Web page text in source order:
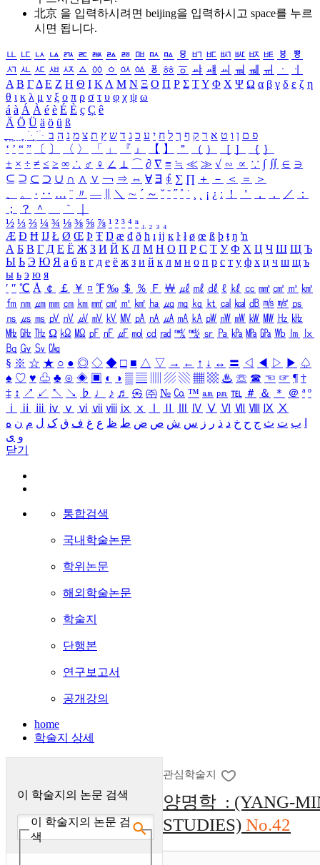
北京 을 입력하시려면 beijing을 입력하시고 space를 누르
시면 됩니다.
ㅥ ㅦ ㅧ ㅨ ㅩ ㅪ ㅫ ㅬ ㅭ ㅮ ㅯ ㅰ ㅱ ㅲ ㅳ ㅴ ㅵ ㅶ ㅷ ㅸ
ㅹ
ㅺ ㅻ ㅼ ㅽ ㅾ ㅿ ㆀ ㆁ ㆂ ㆃ ㆄ ㆅ ㆆ ㆇ ㆈ ㆉ ㆊ ㆋ ㆌ ㆍ
ㆎ
Α Β ΓΔ Ε Ζ Η Θ Ι ΚΛ Μ Ν Ξ Ο Π Ρ Σ ΤΥ Φ Χ Ψ Ω α β γ δ ε ζ η
θ ι κ λ μ ν ξ ο π ρ σ τ υ φ χ ψ ω
á à Á À é è É È ç Ç ê
Ä Ö Ü ä ö ü ß
ִֶֹ ֻּ ׁׂ פ ם ן ו ט א ר ק ף ך ל ח י ע כ ג ד ש ץ ת צ מ נ ה ב
‘ ’ “ ” 〔 〕 〈 〉 「 」 『 』 【 】 ＂ （ ） ［ ］ ｛ ｝
± × ÷ ≠ ≤ ≥ ∞ ∴ ♂ ♀ ∠ ⊥ ⌒ ∂ ∇ ≡ ≒ ≪ ≫ √ ∽ ∝ ∵ ∫ ∬ ∈ ∋
⊆ ⊇ ⊂ ⊃ ∪ ∩ ∧ ∨ ￢ ⇒ ⇔ ∀ ∃ ∮ ∑ ∏ ＋ － ＜ ＝
＞
、
。 · ‥ … ¨ 〃 ― ＼ ∼ ´ ～ ˇ ˘ ˝ ˚ ˙ ¸ ¡ ¿ ː ！ ＇ ， ． ／
：
；
？ ＾ ｀
½ ⅓ ⅔ ¼ ¾ ⅛ ⅜ ⅝ ⅞ ¹ ² ³ ⁴ ⁿ ₁ ₂ ₃ ₄
Æ Ð Ħ Ĳ Ł Ø Œ Þ Ŧ Ŋ æ đ ð ħ ı ĳ ĸ ŀ ł ø œ ß þ ŧ ŋ ŉ
А Б В Г Д Е Ё Ж З И Й К Л М Н О П Р С Т У Ф Х Ц Ч Ш Щ Ъ
Ы Ь Э Ю Я а б в г д е ё ж з и й к л м н о п р с т у ф х ц ч ш щ ъ
ы ь э ю я
′ ″ ℃ Å ￠ ￡ ￥ ¤ ℉ ‰ ＄ ％ Ｆ ￦ ㎕ ㎖ ㎗ ℓ ㎘ ㏄ ㎣ ㎤ ㎥ ㎦
㎙ ㎚ ㎛ ㎜ ㎝ ㎞ ㎟ ㎠ ㎡ ㎢ ㏊ ㎍ ㎎ ㎏ ㏏ ㎈ ㎉ ㏈ ㎧ ㎨ ㎰
㎱ ㎲ ㎳ ㎴ ㎵ ㎶ ㎷ ㎸ ㎹ ㎀ ㎁ ㎂ ㎃ ㎄ ㎺ ㎻ ㎽ ㎾ ㎿ ㎐ ㎑
㎒ ㎓ ㎔ Ω ㏀ ㏁ ㎊ ㎋ ㎌ ㏖ ㏅ ㎭ ㎮ ㎯ ㏛ ㎩ ㎪ ㎫ ㎬ ㏝ ㏐
㏓
㏃ ㏉ ㏜ ㏆
§ ※ ☆ ★ ○ ● ◎ ◇ ◆ □ ■ △ ▽ → ← ↑ ↓ ↔ 〓 ◁ ◀ ▷ ▶ ♤
♠ ♡ ♥ ♧ ♣ ⊙ ◈ ▣ ◐ ◑ ▒ ▤ ▨ ▧ ▦ ▩ ♨ ☏ ☎ ☜ ☞ ¶ †
‡ ↕ ↗ ↙ ↖ ↘ ♭ ♩ ♪ ♬ ㉿ ㈜ № ㏇ ™ ㏂ ㏘ ℡ ＃ ＆ ＊ ＠ ª º
ⅰ
ⅱ ⅲ ⅳ ⅴ ⅵ ⅶ ⅷ ⅸ ⅹ Ⅳ Ⅴ Ⅵ Ⅶ Ⅷ Ⅸ Ⅹ
ب ت ث ج ح خ د ذ ر ز س ش ص ض ط ظ ع غ ف ق ک ل م ن ه
و ی
닫기
통합검색
국내학술논문
학위논문
해외학술논문
학술지
단행본
연구보고서
공개강의
home
학술지 상세
이 학술지의 논문 검색
이 학술지의 논문 검
색
관심학술지
양명학 : (YANG-
STUDIES) No.42